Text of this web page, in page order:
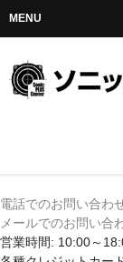
MENU
ホーム
メルセデス
電話でのお問い合わ
メールでのお問い合
営業時間: 10:00～